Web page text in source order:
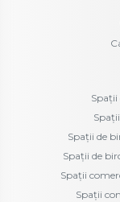
Spații
Spații de
Spații de
Spații
Spații